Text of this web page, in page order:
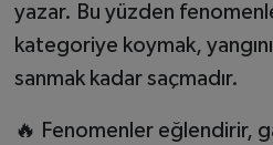
yazar. Bu yüzden
kategoriye koymak,
sanmak kadar saçmadır.
🔥 Fenomenler eğlendirir,